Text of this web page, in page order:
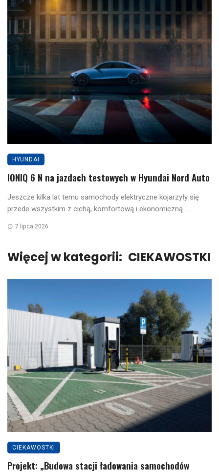
HYUNDAI
IONIQ 6 N na jazdach testowych w Hyundai Nord Auto
Jeszcze kilka lat temu samochody elektryczne kojarzyły się
przede wszystkim z cichą, komfortową i ekonomiczną ...
7 lipca 2026
Więcej w kategorii: CIEKAWOSTKI
CIEKAWOSTKI
Projekt: „Budowa stacji ładowania samochodów